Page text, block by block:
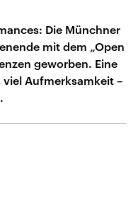
Die Münchner
mit dem „Open
geworben. Eine
Aufmerksamkeit –